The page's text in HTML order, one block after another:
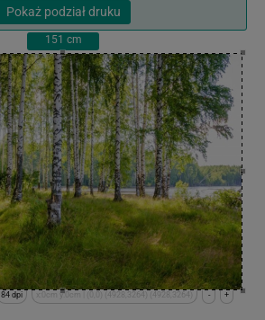
Pokaż podział druku
151 cm
+
-
x:0cm y:0cm | (0,0) (4928,3264) (4928,3264)
84 dpi